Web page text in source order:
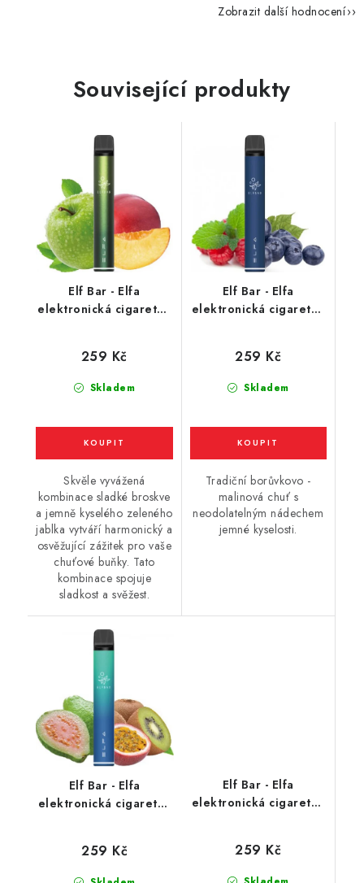
Zobrazit další hodnocení
Související produkty
Elf Bar - Elfa
elektronická cigareta -
Skladem
259 Kč
Skvěle vyvážená
kombinace sladké broskve
a jemně kyselého zeleného
jablka vytváří harmonický a
osvěžující zážitek pro vaše
chuťové buňky. Tato
kombinace spojuje
sladkost a svěžest.
Elf Bar - Elfa
elektronická cigareta -
borůvka a malina)
20mg
Skladem
259 Kč
Tradiční borůvkovo -
malinová chuť s
neodolatelným nádechem
jemné kyselosti.
Elf Bar - Elfa
elektronická cigareta -
guava) 20mg
259 Kč
Elf Bar - Elfa
elektronická cigareta -
259 Kč